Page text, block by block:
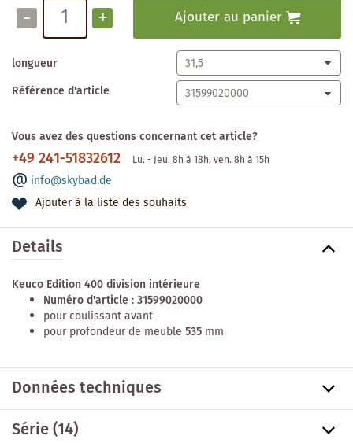
- + Ajouter au panier
longueur
Référence d'article
Vous avez des questions concernant cet article?
+49 241-51832612 Lu. - Jeu. 8h à 18h, ven. 8h à 15h
info@skybad.de
Ajouter à la liste des souhaits
Details
Keuco Edition 400 division intérieure
Numéro d'article:31599020000
pour coulissant avant
pour profondeur de meuble 535 mm
Données techniques
Série(14)